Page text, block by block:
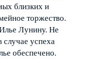
близких и
торжество.
Лунину. Не
случае успеха
обеспечено.